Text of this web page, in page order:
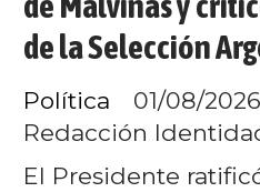
de la Selección
Redacción
Política 01/08/2026
El Presidente